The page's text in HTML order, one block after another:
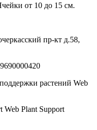
от 10 до 15 см.
пр-кт д.58,
растений Web
Web Plant Support